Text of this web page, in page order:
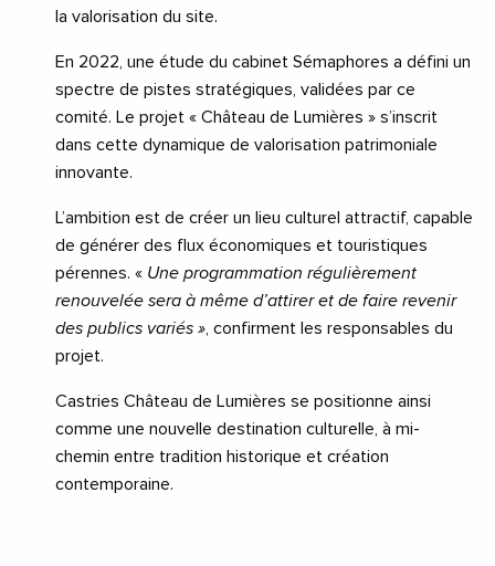
la valorisation du site.
En 2022, une étude du cabinet Sémaphores a défini un
spectre de pistes stratégiques, validées par ce
comité. Le projet « Château de Lumières » s’inscrit
dans cette dynamique de valorisation patrimoniale
innovante.
L’ambition est de créer un lieu culturel attractif, capable
de générer des flux économiques et touristiques
pérennes. « Une programmation régulièrement
renouvelée sera à même d’attirer et de faire revenir
des publics variés », confirment les responsables du
projet.
Castries Château de Lumières se positionne ainsi
comme une nouvelle destination culturelle, à mi-
chemin entre tradition historique et création
contemporaine.